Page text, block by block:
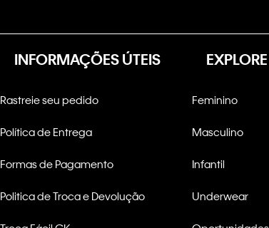
INFORMAÇÕES ÚTEIS
Rastreie seu pedido
Política de Entrega
Formas de Pagamento
Politica de Troca e Devolução
EXPLORE
Feminino
Masculino
Infantil
Underwear